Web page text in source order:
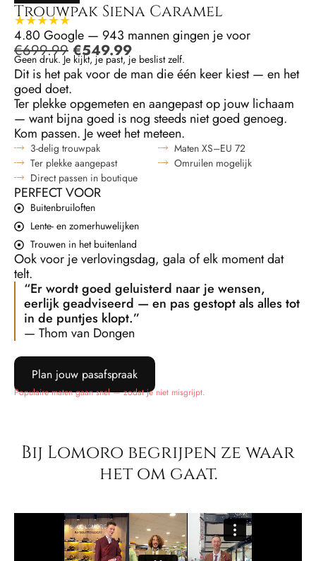
Trouwpak Siena Caramel
★★★★★
4.80 Google — 943 mannen gingen je voor
€699.99 €549.99
Geen druk. Je kijkt, je past, je beslist zelf.
Dit is het pak voor de man die één keer kiest — en het
goed doet.
Ter plekke opgemeten en aangepast op jouw lichaam
— want bijna goed is nog steeds niet goed genoeg.
Kom passen. Je weet het meteen.
3-delig trouwpak
Ter plekke aangepast
Direct passen in boutique
Maten XS–EU 72
Omruilen mogelijk
PERFECT VOOR
Buitenbruiloften
Lente- en zomerhuwelijken
Trouwen in het buitenland
Ook voor je verlovingsdag, gala of elk moment dat
telt.
“Er wordt goed geluisterd naar je wensen,
eerlijk geadviseerd — en pas gestopt als alles tot
in de puntjes klopt.”
— Thom van Dongen
Plan jouw pasafspraak
Populaire maten gaan snel — zodat je niet misgrijpt.
Bij Lomoro begrijpen ze waar
het om gaat.